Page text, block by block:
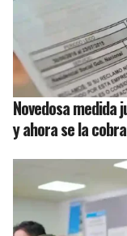
Novedosa
y ahora se la